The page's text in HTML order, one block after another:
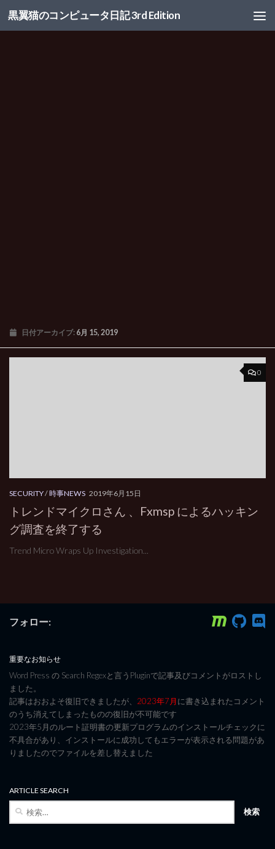
コンテンツへスキップ
黒翼猫のコンピュータ日記 3rd Edition
日付アーカイブ: 6月 15, 2019
0
SECURITY/時事NEWS 2019年6月15日
トレンドマイクロさん 、Fxmsp によるハッキン
グ調査を終了する
Trend Micro Wraps Up Investigation...
フォロー:
重要なお知らせ
Word Press の Search Regexと言うPluginで記事及びコメントがロストし
ました。
記事はおおよそ復旧できましたが、 2023年7月に書き込まれたコメント
のうち消えてしまったものの復旧が不可能です
2023年5月のルート証明書の更新プログラムのインストールチェックに
不具合があり、インストールに成功してもエラーが表示される問題があ
りましたのでファイルを差し替えました
ARTICLE SEARCH